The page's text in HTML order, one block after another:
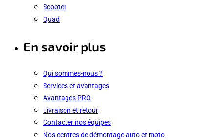
Scooter
Quad
En savoir plus
Qui sommes-nous ?
Services et avantages
Avantages PRO
Livraison et retour
Contacter nos équipes
Nos centres de démontage auto et moto